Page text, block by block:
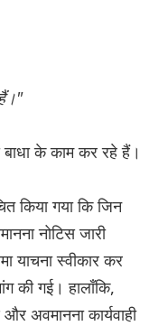
बाधा के काम कर रहे हैं।
किया गया कि जिन
नोटिस जारी
याचना स्वीकार कर
की गई। हालाँकि,
अवमानना कार्यवाही